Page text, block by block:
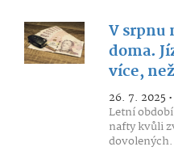
V srpnu
doma.
více,
26. 7. 2025 •
Letní
nafty kvůli